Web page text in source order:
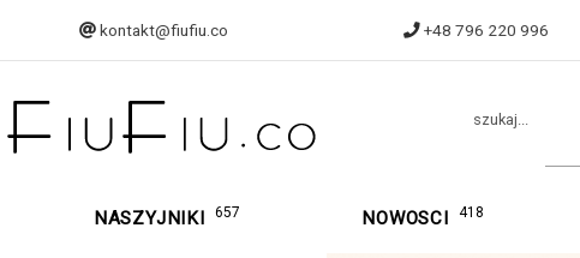
kontakt@fiufiu.co +48 796 220 996
szukaj...
NASZYJNIKI 657 NOWOSCI 418